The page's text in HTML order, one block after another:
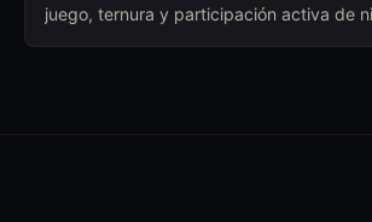
juego, ternura y participación activa de